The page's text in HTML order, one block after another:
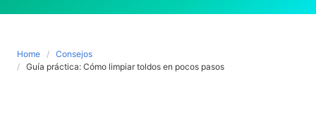
Home
Consejos
Guía práctica: Cómo limpiar toldos en pocos pasos